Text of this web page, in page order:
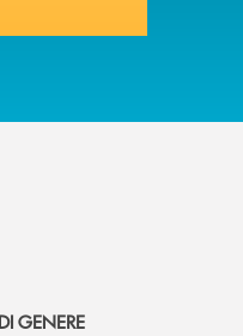
GENERE